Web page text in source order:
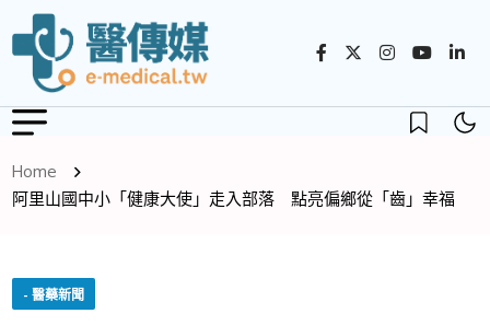
Home
阿里山國中小「健康大使」走入部落 點亮偏鄉從「齒」幸福
- 醫藥新聞